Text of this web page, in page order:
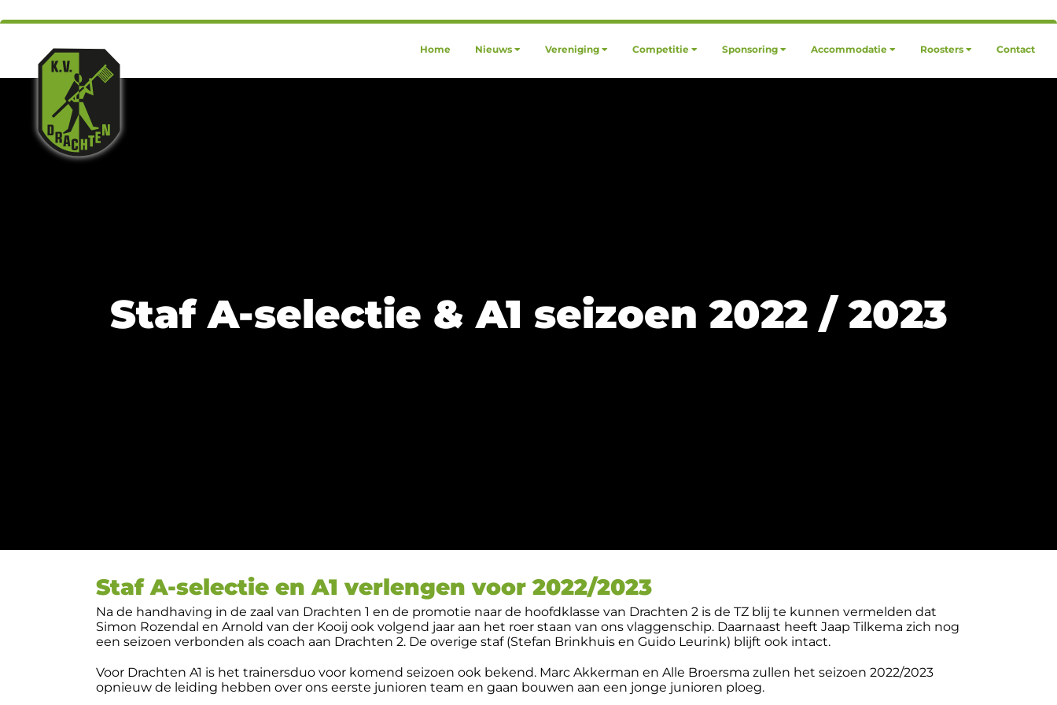
Home Nieuws Vereniging Competitie Sponsoring Accommodatie Roosters Contact
Staf A-selectie & A1 seizoen 2022 / 2023
Staf A-selectie en A1 verlengen voor 2022/2023
Na de handhaving in de zaal van Drachten 1 en de promotie naar de hoofdklasse van Drachten 2 is de TZ blij te kunnen vermelden dat
Simon Rozendal en Arnold van der Kooij ook volgend jaar aan het roer staan van ons vlaggenschip. Daarnaast heeft Jaap Tilkema zich nog
een seizoen verbonden als coach aan Drachten 2. De overige staf (Stefan Brinkhuis en Guido Leurink) blijft ook intact.
Voor Drachten A1 is het trainersduo voor komend seizoen ook bekend. Marc Akkerman en Alle Broersma zullen het seizoen 2022/2023
opnieuw de leiding hebben over ons eerste junioren team en gaan bouwen aan een jonge junioren ploeg.